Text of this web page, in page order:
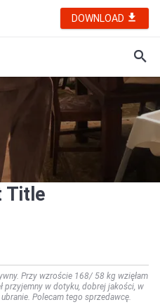
DOWNLOAD
Title
Przy wzroście 168/ 58 kg wzięłam
przyjemny w dotyku, dobrej jakości, w
Polecam tego sprzedawcę.